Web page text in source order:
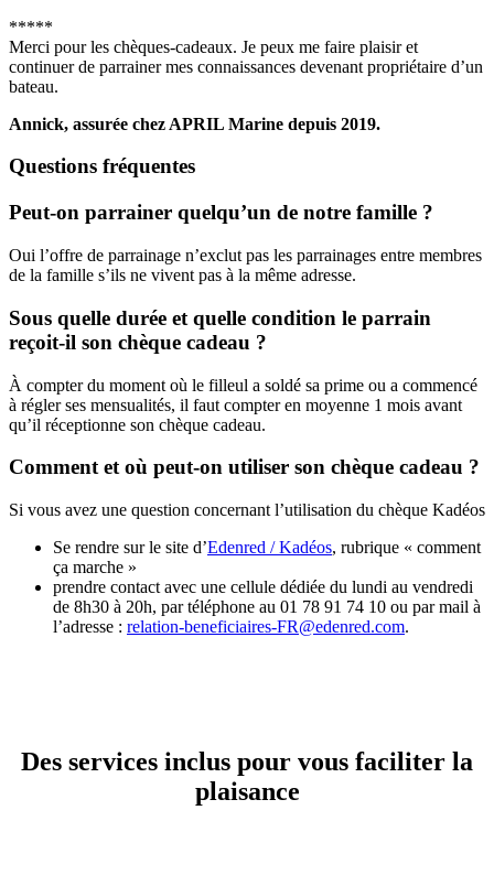
*****
Merci pour les chèques-cadeaux. Je peux me faire plaisir et
continuer de parrainer mes connaissances devenant propriétaire d’un
bateau.
Annick, assurée chez APRIL Marine depuis 2019.
Questions fréquentes
Peut-on parrainer quelqu’un de notre famille ?
Oui l’offre de parrainage n’exclut pas les parrainages entre membres
de la famille s’ils ne vivent pas à la même adresse.
Sous quelle durée et quelle condition le parrain
reçoit-il son chèque cadeau ?
À compter du moment où le filleul a soldé sa prime ou a commencé
à régler ses mensualités, il faut compter en moyenne 1 mois avant
qu’il réceptionne son chèque cadeau.
Comment et où peut-on utiliser son chèque cadeau ?
Si vous avez une question concernant l’utilisation du chèque Kadéos
Se rendre sur le site d’Edenred / Kadéos, rubrique « comment
ça marche »
prendre contact avec une cellule dédiée du lundi au vendredi
de 8h30 à 20h, par téléphone au 01 78 91 74 10 ou par mail à
l’adresse : relation-beneficiaires-FR@edenred.com.
Des services inclus pour vous faciliter la
plaisance